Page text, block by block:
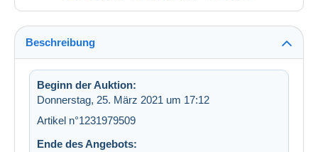
Beschreibung
Beginn der Auktion:
Donnerstag, 25. März 2021 um 17:12
Artikel n°1231979509
Ende des Angebots: